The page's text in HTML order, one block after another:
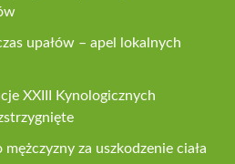
upałów – apel lokalnych
XXIII Kynologicznych
za uszkodzenie ciała